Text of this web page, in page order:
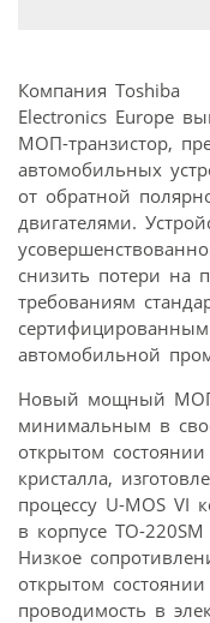
Компания Toshiba
Electronics Europe
МОП-транзистор,
автомобильных
от обратной
двигателями.
снизить потери на
требованиям
автомобильной
Новый мощный МОП-
минимальным в
открытом
кристалла,
процессу U-MOS VI
в корпусе TO-
Низкое
открытом
проводимость в